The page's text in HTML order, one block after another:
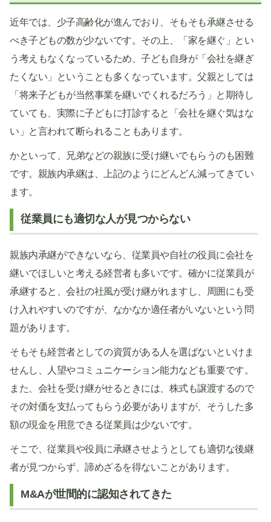
近年では、少子高齢化が進んでおり、そもそも承継させる
べき子どもの数が少ないです。その上、「家を継ぐ」とい
う考えもなくなっているため、子ども自身が「会社を継ぎ
たくない」ということも多くなっています。父親としては
「将来子どもが当然事業を継いでくれるだろう」と期待し
ていても、実際に子どもに打診すると「会社を継ぐ気はな
い」と言われて断られることもあります。
かといって、兄弟などの親族に受け継いでもらうのも困難
です。親族内承継は、上記のようにどんどん減ってきてい
ます。
従業員にも適切な人が見つからない
親族内承継ができないなら、従業員や自社の役員に会社を
継いでほしいと考える経営者も多いです。確かに従業員が
承継すると、会社の社風が受け継がれますし、周囲にも受
け入れやすいのですが、なかなか適任者がいないという問
題があります。
そもそも経営者としての資質がある人を選ばないといけま
せんし、人望やコミュニケーション能力なども重要です。
また、会社を受け継がせるときには、株式も譲渡するので
その対価を支払ってもらう必要がありますが、そうした多
額の現金を用意できる従業員は少ないです。
そこで、従業員や役員に承継させようとしても適切な後継
者が見つからず、諦めざるを得ないことがあります。
M&Aが世間的に認知されてきた